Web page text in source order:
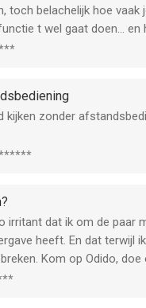
toch belachelijk hoe
t wel gaat doen… en
kijken zonder
irritant dat ik om de paar
heeft. En dat terwijl
Kom op Odido,